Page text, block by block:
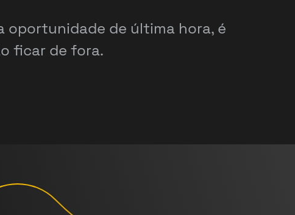
oportunidade de última hora, é
ficar de fora.